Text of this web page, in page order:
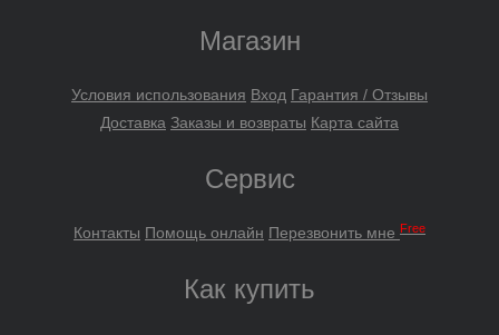
Магазин
Условия использования Вход Гарантия / Отзывы
Доставка Заказы и возвраты Карта сайта
Сервис
Контакты Помощь онлайн Перезвонить мне Free
Как купить